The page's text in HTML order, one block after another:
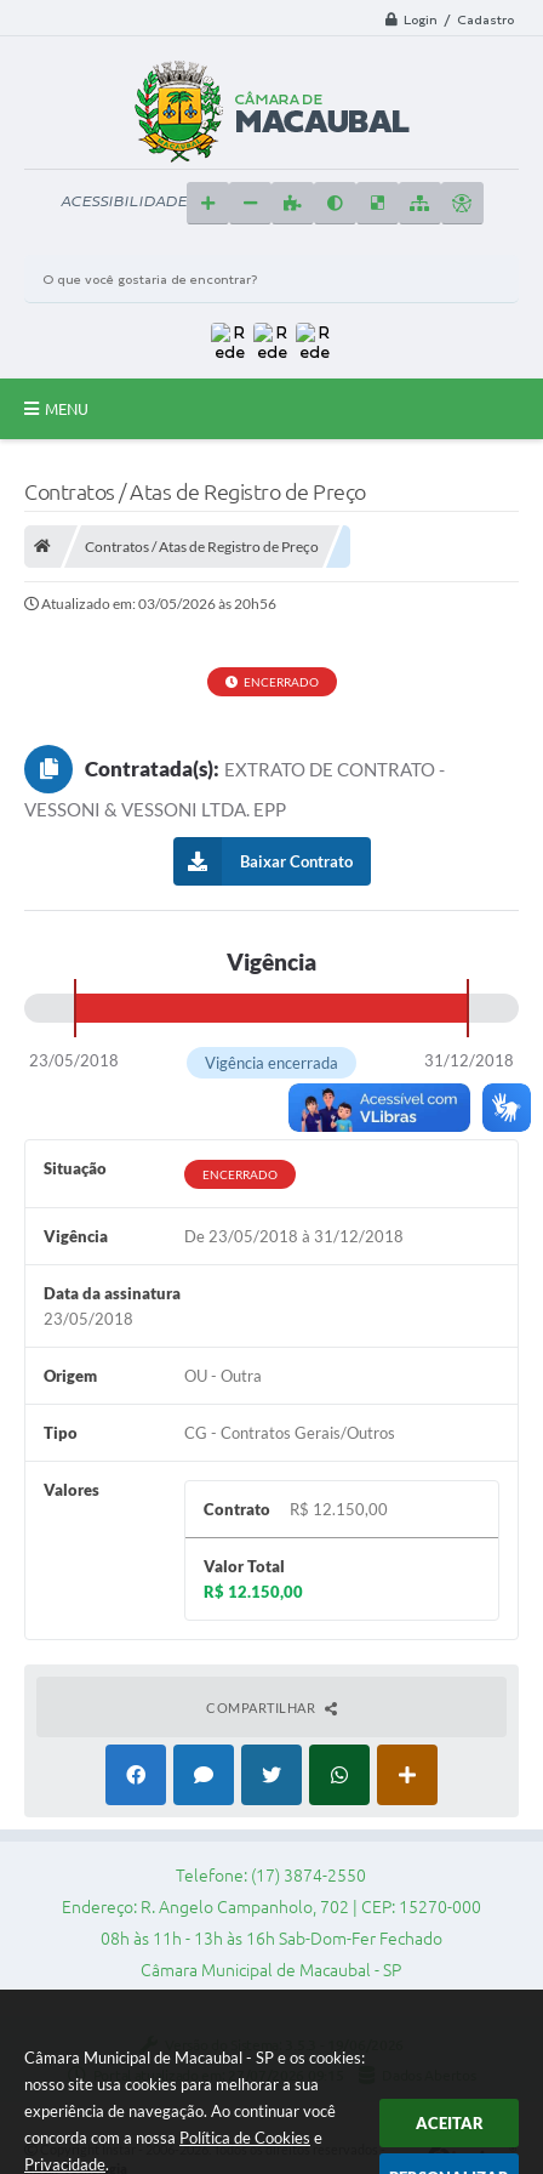
Câmara Municipal de Macaubal - SP e os cookies:
nosso site usa cookies para melhorar a sua
experiência de navegação. Ao continuar você
concorda com a nossa Política de Cookies e
Privacidade.
ACEITAR
Login / Cadastro
ACESSIBILIDADE
MENU
Utilidades
Planilha de Combustível
Tribunal de Contas da União
Tribunal de Contas do Estado
Câmara dos Deputados
Ministério da Educação- MEC
TRE-SP
Obras
Carta de Serviços
Vereadores
Proposições
Secretarias
Projetos
Contas Públicas
Contratos / Atas de Registro de Preço
Contratos / Atas de Registro de Preço
Atualizado em: 03/05/2026 às 20h56
ENCERRADO
Contratada(s): EXTRATO DE CONTRATO -
VESSONI & VESSONI LTDA. EPP
Baixar Contrato
Vigência
23/05/2018 31/12/2018
Vigência encerrada
Situação ENCERRADO
Vigência De 23/05/2018 à 31/12/2018
Data da assinatura
23/05/2018
Origem OU - Outra
Tipo CG - Contratos Gerais/Outros
Valores
Contrato
R$ 12.150,00
Valor Total
R$ 12.150,00
COMPARTILHAR
Telefone: (17) 3874-2550
Endereço: R. Angelo Campanholo, 702 | CEP: 15270-000
08h às 11h - 13h às 16h Sab-Dom-Fer Fechado
Câmara Municipal de Macaubal - SP
Portal atualizado em:
27/07/2026 09:15
Copyright Instar - 2006-2026. Todos os direitos reservados -
Instar Tecnologia